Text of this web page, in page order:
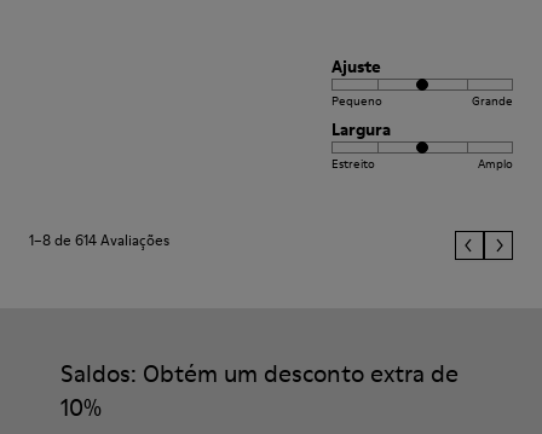
Ajuste
Pequeno Grande
Largura
Estreito Amplo
1–8 de 614 Avaliações
Saldos: Obtém um desconto extra de
10%